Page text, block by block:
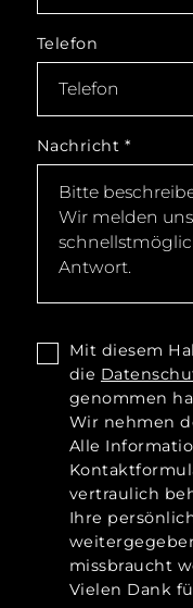
Telefon
Nachricht *
Mit diesem
die
genommen
Wir nehmen
Alle
vertraulich
Ihre
missbraucht
Vielen Dank